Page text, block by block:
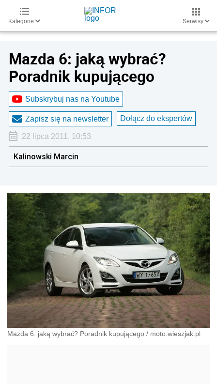
Kategorie Serwisy
Mazda 6: jaką wybrać?
Poradnik kupującego
Subskrybuj nas na Youtube
Zapisz się na newsletter Dołącz do ekspertów
22 lipca 2011, 10:53
Kalinowski Marcin
Mazda 6: jaką wybrać? Poradnik kupującego / moto.wieszjak.pl